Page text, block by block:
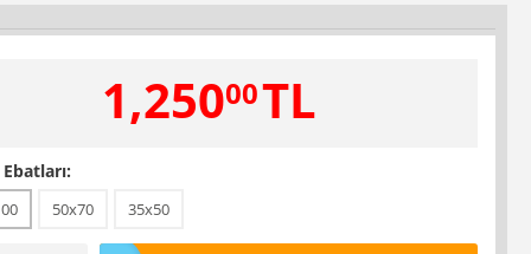
1,25000TL
50x70 35x50